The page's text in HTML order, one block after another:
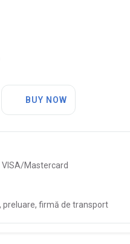
BUY NOW
Mastercard
preluare, firmă de transport